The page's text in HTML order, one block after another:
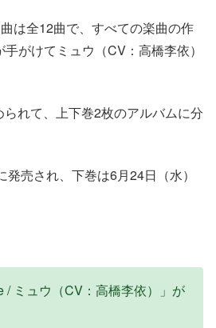
は全12曲で、すべての楽曲の作
がけてミュウ（CV：高橋李依）
れて、上下巻2枚のアルバムに分
売され、下巻は6月24日（水）
/ ミュウ（CV：高橋李依）」が